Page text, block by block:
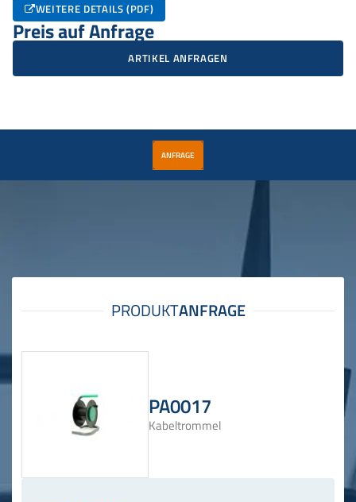
WEITERE DETAILS (PDF)
Preis auf Anfrage
ARTIKEL ANFRAGEN
ANFRAGE
PA0017
Kabeltrommel